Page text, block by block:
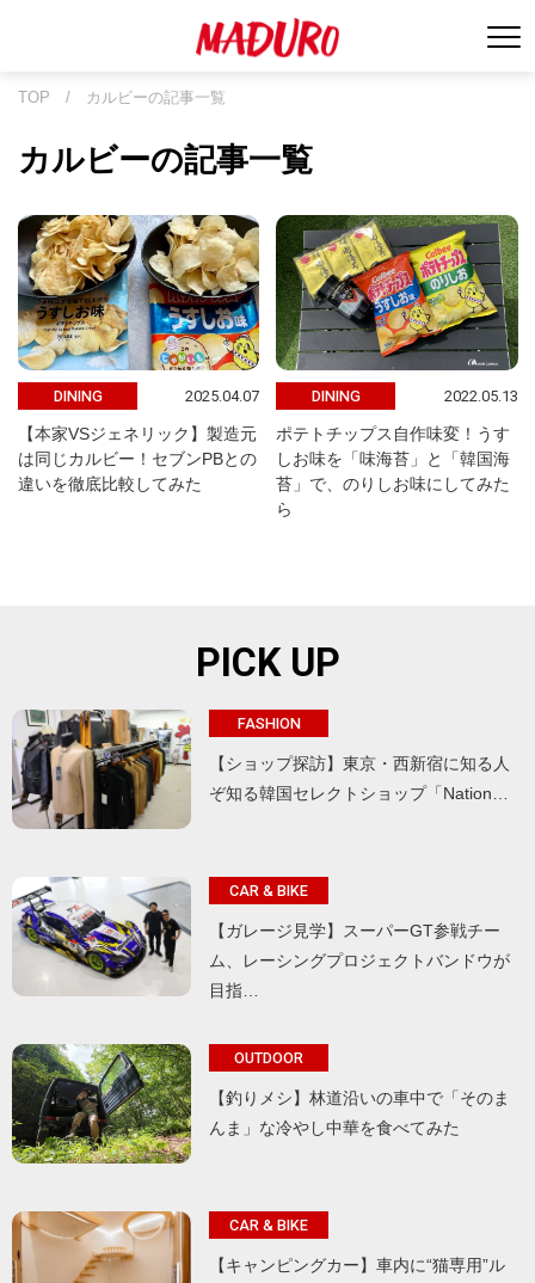
TOP / カルビーの記事一覧
カルビーの記事一覧
DINING 2025.04.07
【本家VSジェネリック】製造元
は同じカルビー！セブンPBとの
違いを徹底比較してみた
DINING 2022.05.13
ポテトチップス自作味変！うす
しお味を「味海苔」と「韓国海
苔」で、のりしお味にしてみた
ら
PICK UP
FASHION
【ショップ探訪】東京・西新宿に知る人
ぞ知る韓国セレクトショップ「Nation…
CAR & BIKE
【ガレージ見学】スーパーGT参戦チー
ム、レーシングプロジェクトバンドウが
目指…
OUTDOOR
【釣りメシ】林道沿いの車中で「そのま
んま」な冷やし中華を食べてみた
CAR & BIKE
【キャンピングカー】車内に“猫専用”ル